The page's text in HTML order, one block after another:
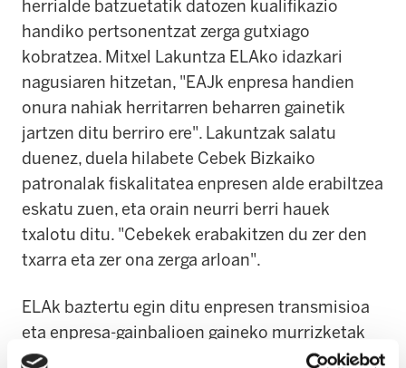
herrialde batzuetatik datozen kualifikazio
handiko pertsonentzat zerga gutxiago
kobratzea. Mitxel Lakuntza ELAko idazkari
nagusiaren hitzetan, "EAJk enpresa handien
onura nahiak herritarren beharren gainetik
jartzen ditu berriro ere". Lakuntzak salatu
duenez, duela hilabete Cebek Bizkaiko
patronalak fiskalitatea enpresen alde erabiltzea
eskatu zuen, eta orain neurri berri hauek
txalotu ditu. "Cebekek erabakitzen du zer den
txarra eta zer ona zerga arloan".
ELAk baztertu egin ditu enpresen transmisioa
eta enpresa-gainbalioen gaineko murrizketak
bultzatzera bideratutako zerga-abantaila